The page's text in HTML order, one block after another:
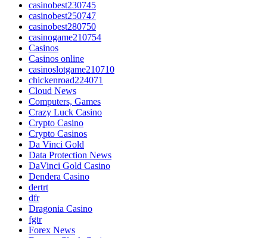
casinobest230745
casinobest250747
casinobest280750
casinogame210754
Casinos
Casinos online
casinoslotgame210710
chickenroad224071
Cloud News
Computers, Games
Crazy Luck Casino
Crypto Casino
Crypto Casinos
Da Vinci Gold
Data Protection News
DaVinci Gold Casino
Dendera Casino
dertrt
dfr
Dragonia Casino
fgtr
Forex News